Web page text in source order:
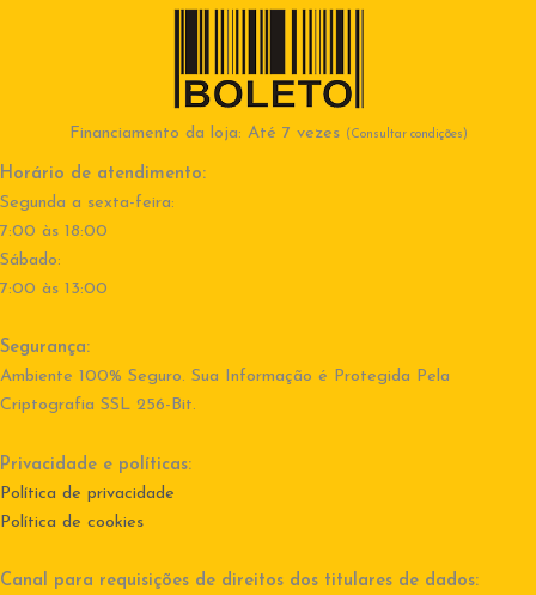
Financiamento da loja: Até 7 vezes (Consultar condições)
Horário de atendimento:
Segunda a sexta-feira:
7:00 às 18:00
Sábado:
7:00 às 13:00
Segurança:
Ambiente 100% Seguro. Sua Informação é Protegida Pela
Criptografia SSL 256-Bit.
Privacidade e políticas:
Política de privacidade
Política de cookies
Canal para requisições de direitos dos titulares de dados: